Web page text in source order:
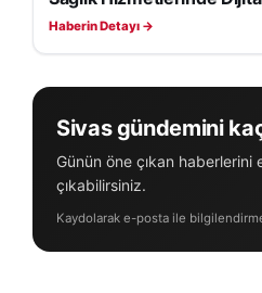
Haberin Detayı →
Sivas gündemini
Günün öne çıkan haberlerini
çıkabilirsiniz.
Kaydolarak e-posta ile